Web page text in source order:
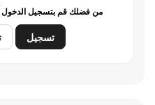
من فضلك قم بتسجيل الدخول
تسجيل